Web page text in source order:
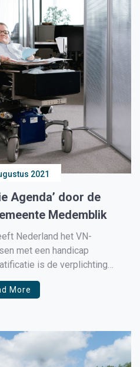
2021
Agenda’ door de
Medemblik
Nederland het VN-
met een handicap
is de verplichting
Wmo en Participatiewet
de gemeenteraad aan te
More